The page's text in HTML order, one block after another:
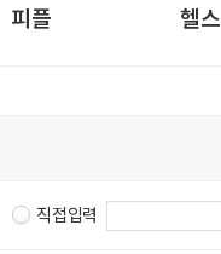
피플 헬스
직접입력